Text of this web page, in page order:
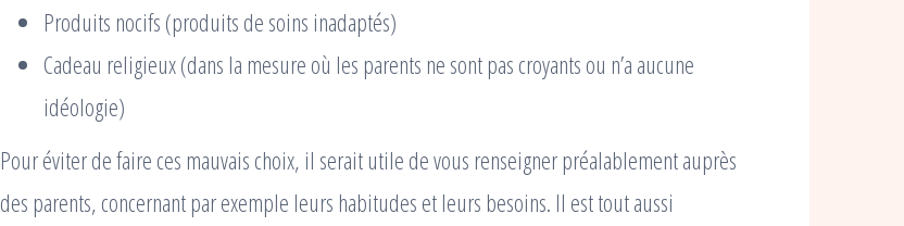
Produits nocifs (produits de soins inadaptés)
Cadeau religieux (dans la mesure où les parents ne sont pas croyants ou n’a aucune
idéologie)
Pour éviter de faire ces mauvais choix, il serait utile de vous renseigner préalablement auprès
des parents, concernant par exemple leurs habitudes et leurs besoins. Il est tout aussi